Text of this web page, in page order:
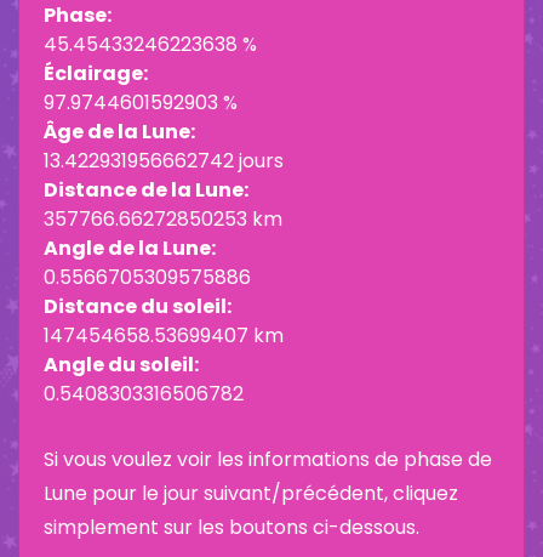
Phase:
45.45433246223638 %
Éclairage:
97.9744601592903 %
Âge de la Lune:
13.422931956662742 jours
Distance de la Lune:
357766.66272850253 km
Angle de la Lune:
0.5566705309575886
Distance du soleil:
147454658.53699407 km
Angle du soleil:
0.5408303316506782
Si vous voulez voir les informations de phase de
Lune pour le jour suivant/précédent, cliquez
simplement sur les boutons ci-dessous.